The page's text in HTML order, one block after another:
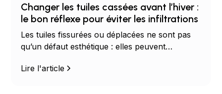
Changer les tuiles cassées avant l’hiver :
le bon réflexe pour éviter les infiltrations
Les tuiles fissurées ou déplacées ne sont pas
qu’un défaut esthétique : elles peuvent
dégrader l’isolation de la toiture. Découvrez
Lire l'article